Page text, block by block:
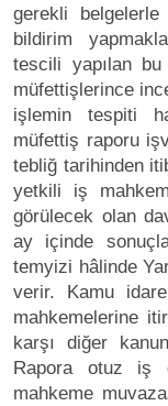
gerekli
bildirim
tescili yapılan
müfettişlerince
işlemin tespiti
müfettiş raporu
tebliğ tarihinden
yetkili iş
görülecek olan
ay içinde
temyizi hâlinde
verir. Kamu
mahkemelerine
karşı diğer
Rapora otuz iş
mahkeme